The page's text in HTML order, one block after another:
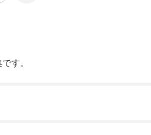
す。